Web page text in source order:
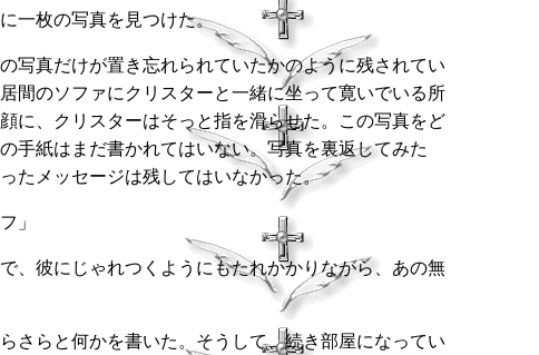
一枚の写真を見つけた。
写真だけが置き忘れられていたかのように残されてい
間のソファにクリスターと一緒に坐って寛いでいる所
に、クリスターはそっと指を滑らせた。この写真をど
手紙はまだ書かれてはいない。写真を裏返してみた
たメッセージは残してはいなかった。
」
、彼にじゃれつくようにもたれかかりながら、あの無
さらと何かを書いた。そうして、続き部屋になってい